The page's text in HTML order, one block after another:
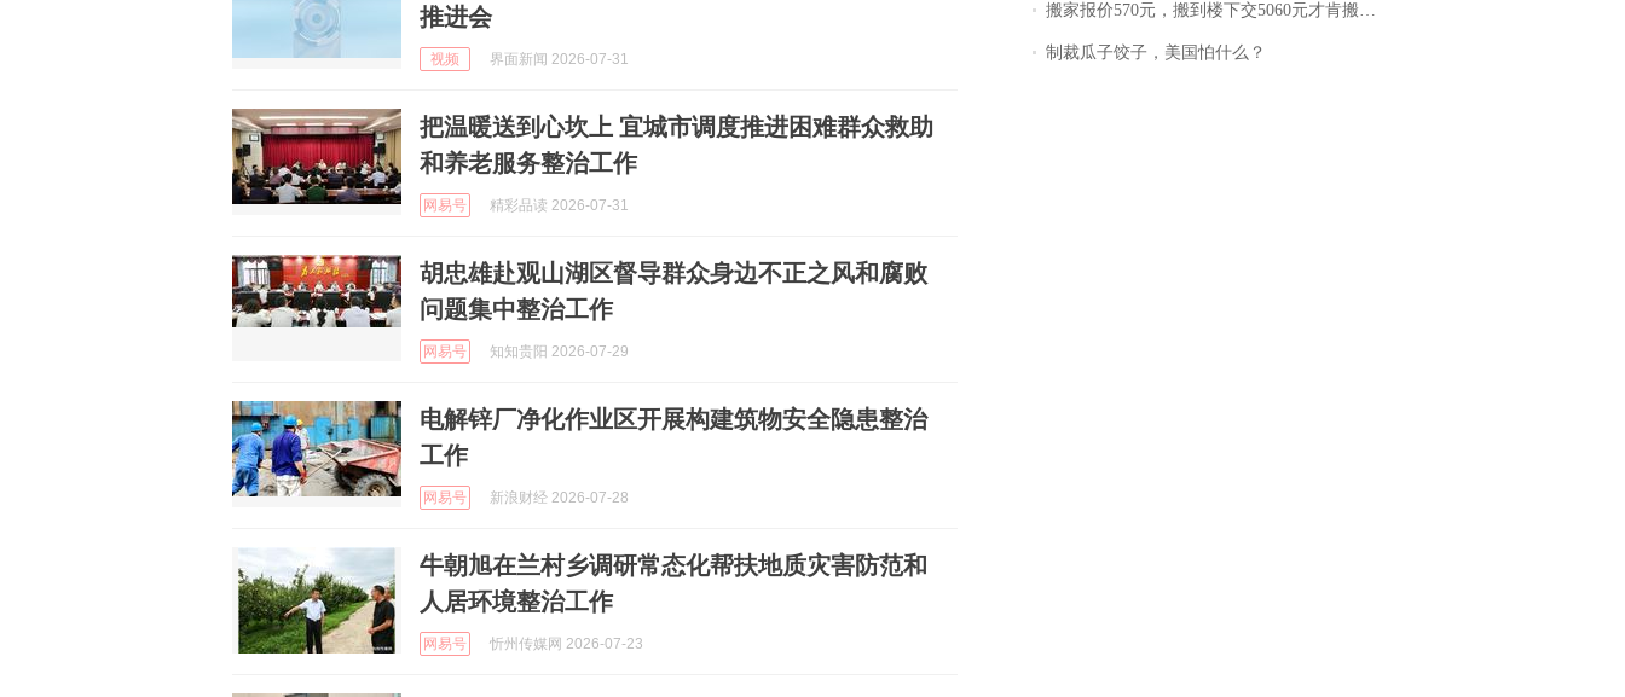
推进会
视频 界面新闻 2026-07-31
把温暖送到心坎上 宜城市调度推进困难群众救助
和养老服务整治工作
网易号 精彩品读 2026-07-31
胡忠雄赴观山湖区督导群众身边不正之风和腐败
问题集中整治工作
网易号 知知贵阳 2026-07-29
电解锌厂净化作业区开展构建筑物安全隐患整治
工作
网易号 新浪财经 2026-07-28
牛朝旭在兰村乡调研常态化帮扶地质灾害防范和
人居环境整治工作
网易号 忻州传媒网 2026-07-23
搬家报价570元，搬到楼下交5060元才肯搬上楼！女子傻眼了……
制裁瓜子饺子，美国怕什么？